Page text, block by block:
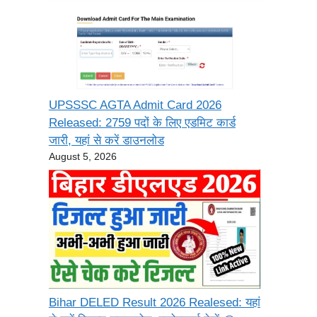
UPSSSC AGTA Admit Card 2026
Released: 2759 पदों के लिए एडमिट कार्ड
जारी, यहां से करें डाउनलोड
August 5, 2026
Bihar DELED Result 2026 Realesed: यहां